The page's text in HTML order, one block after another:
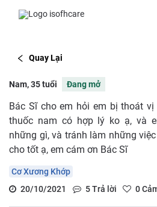
Quay Lại
Nam, 35 tuổi Đang mở
Bác Sĩ cho em hỏi em bị thoát
thuốc nam có hợp lý ko ạ, và
những gì, và tránh làm những
cho tốt ạ, em cám ơn Bác Sĩ
Cơ Xương Khớp
20/10/2021
5Trả lời 0